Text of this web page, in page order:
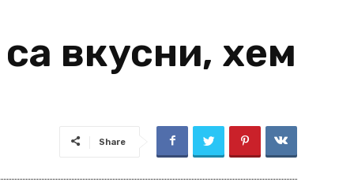
вкусни, хем
Share